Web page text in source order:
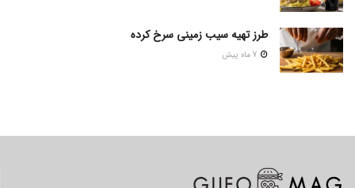
طرز تهیه سیب زمینی سرخ کرده